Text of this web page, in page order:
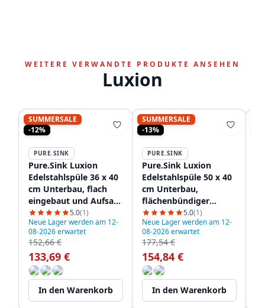
WEITERE VERWANDTE PRODUKTE ANSEHEN
Luxion
SUMMERSALE
-12%
PURE.SINK
Pure.Sink Luxion
Edelstahlspüle 36 x 40
cm Unterbau, flach
eingebaut und Aufsatz
PLX3640-025.0(1)
Neue Lager werden am 12-
08-2026 erwartet
152,66 €
133,69 €
In den Warenkorb
SUMMERSALE
-13%
PURE.SINK
Pure.Sink Luxion
Edelstahlspüle 50 x 40
cm Unterbau,
flächenbündiger
Einbau und Aufsatz
PLX5040-02
5.0(1)
Neue Lager werden am 12-
08-2026 erwartet
177,54 €
154,84 €
In den Warenkorb